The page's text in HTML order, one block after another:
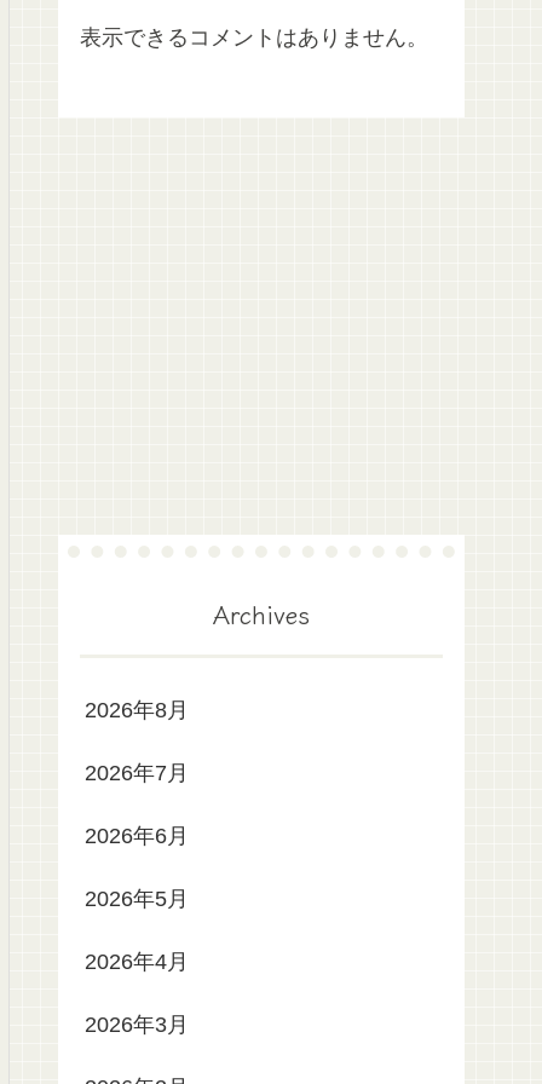
表示できるコメントはありません。
Archives
2026年8月
2026年7月
2026年6月
2026年5月
2026年4月
2026年3月